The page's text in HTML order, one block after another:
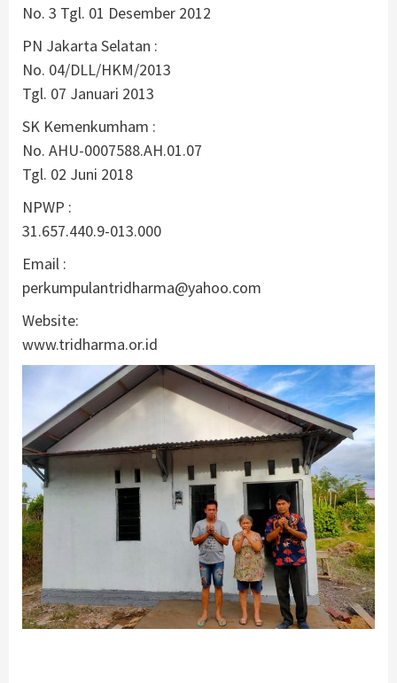
No. 3 Tgl. 01 Desember 2012
PN Jakarta Selatan :
No. 04/DLL/HKM/2013
Tgl. 07 Januari 2013
SK Kemenkumham :
No. AHU-0007588.AH.01.07
Tgl. 02 Juni 2018
NPWP :
31.657.440.9-013.000
Email :
perkumpulantridharma@yahoo.com
Website:
www.tridharma.or.id